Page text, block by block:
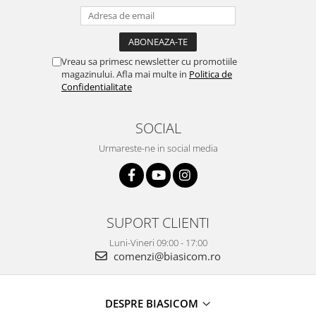
Vitrine pentru vinuri
Accesorii aspiratoare
Aparate de bucatarie
Aparate de preparat desert
Vreau sa primesc newsletter cu promotiile
magazinului. Afla mai multe in Politica de
Confidentialitate
SOCIAL
Urmareste-ne in social media
SUPORT CLIENTI
Luni-Vineri 09:00 - 17:00
comenzi@biasicom.ro
DESPRE BIASICOM